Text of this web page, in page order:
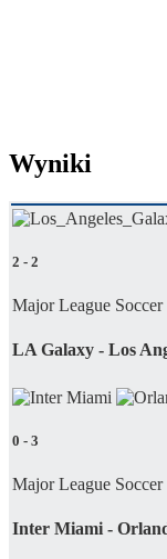
Wyniki
2 - 2
Major League Soccer
LA Galaxy - Los
0 - 3
Major League Soccer
Inter Miami -